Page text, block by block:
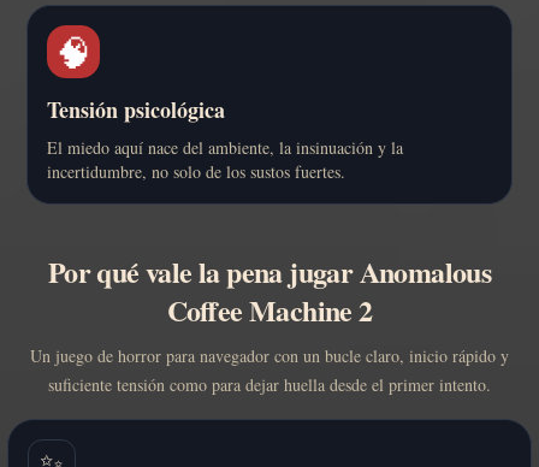
🧠
Tensión psicológica
El miedo aquí nace del ambiente, la insinuación y la
incertidumbre, no solo de los sustos fuertes.
Por qué vale la pena jugar Anomalous
Coffee Machine 2
Un juego de horror para navegador con un bucle claro, inicio rápido y
suficiente tensión como para dejar huella desde el primer intento.